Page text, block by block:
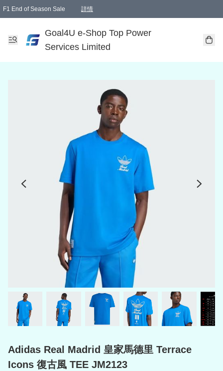
F1 End of Season Sale 詳情
Goal4U e-Shop Top Power
Services Limited
Adidas Real Madrid 皇家馬德里 Terrace
Icons 復古風 TEE JM2123